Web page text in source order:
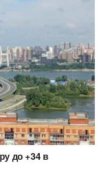
до +34 в